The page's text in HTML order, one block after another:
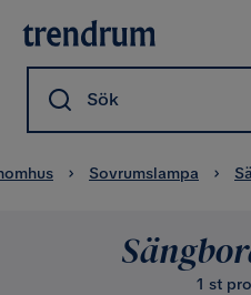
Sök
Sovrumslampa
1 st